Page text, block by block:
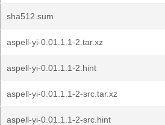
sha512.sum
aspell-yi-0.01.1.1-2.tar.xz
aspell-yi-0.01.1.1-2.hint
aspell-yi-0.01.1.1-2-src.tar.xz
aspell-yi-0.01.1.1-2-src.hint